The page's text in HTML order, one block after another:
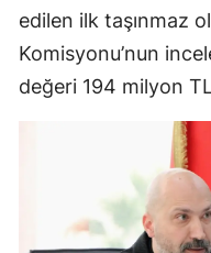
edilen ilk taşınmaz
Komisyonu’nun
değeri 194 milyon